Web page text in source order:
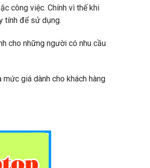
công việc. Chính vì thế khi
tính để sử dụng.
cho những người có nhu cầu
mức giá dành cho khách hàng